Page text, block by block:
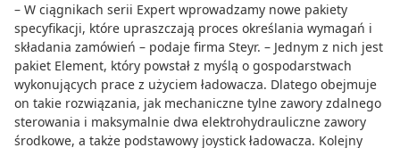
– W ciągnikach serii Expert wprowadzamy nowe pakiety
specyfikacji, które upraszczają proces określania wymagań i
składania zamówień – podaje firma Steyr. – Jednym z nich jest
pakiet Element, który powstał z myślą o gospodarstwach
wykonujących prace z użyciem ładowacza. Dlatego obejmuje
on takie rozwiązania, jak mechaniczne tylne zawory zdalnego
sterowania i maksymalnie dwa elektrohydrauliczne zawory
środkowe, a także podstawowy joystick ładowacza. Kolejny